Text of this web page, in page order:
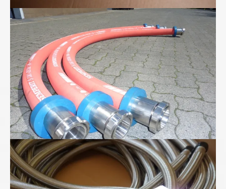
Lebensmittel-Schlauchleitungen von uns...
Metall-Ringwellschläuche